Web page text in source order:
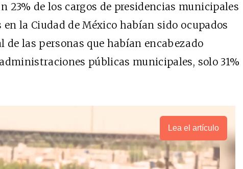
23% de los cargos de presidencias municipales
la Ciudad de México habían sido ocupados
de las personas que habían encabezado
públicas municipales, solo 31%
Lea el artículo